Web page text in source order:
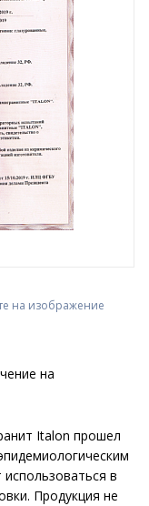
на изображение
на
Italon прошел
в
Продукция не